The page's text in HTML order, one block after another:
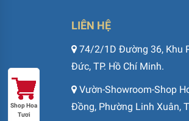
LIÊN HỆ
74/2/1D Đường 36, Khu
Đức, TP. Hồ Chí Minh.
Vườn-Showroom-Shop
Đồng, Phường Linh Xuân,
Shop Hoa
Tươi